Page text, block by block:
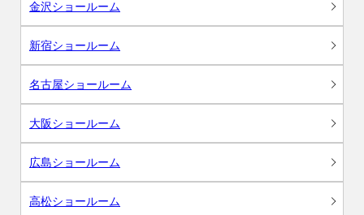
金沢ショールーム
新宿ショールーム
名古屋ショールーム
大阪ショールーム
広島ショールーム
高松ショールーム